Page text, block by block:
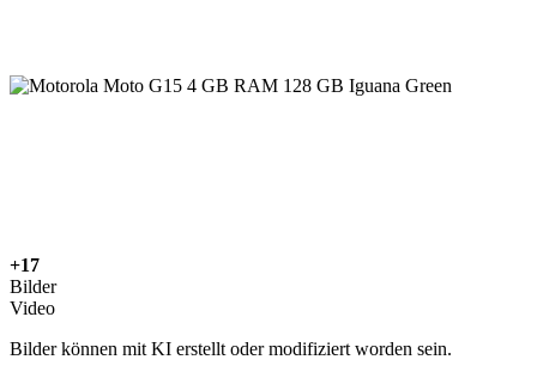
+17
Bilder
Video
Bilder können mit KI erstellt oder modifiziert worden sein.